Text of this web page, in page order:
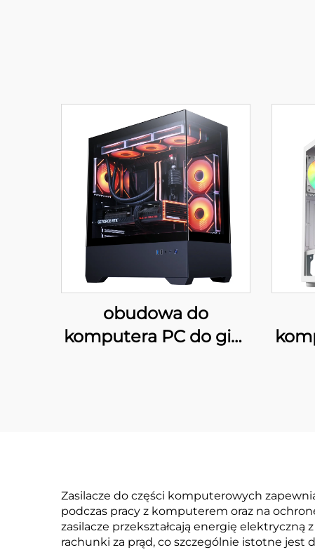
obudowa do
komputera PC do gier
Zasilacze do części komputerowych
podczas pracy z komputerem oraz na
zasilacze przekształcają energię
rachunki za prąd, co szczególnie istotne jest